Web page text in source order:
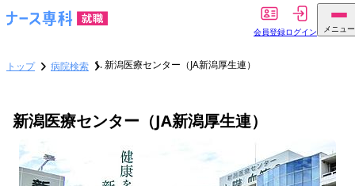
会員登録ログイン メニュー
トップ 病院検索 新潟医療センター（JA新潟厚生連）
新潟医療センター（JA新潟厚生連）